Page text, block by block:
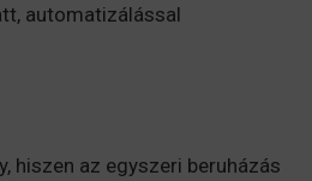
automatizálással
hiszen az egyszeri beruházás